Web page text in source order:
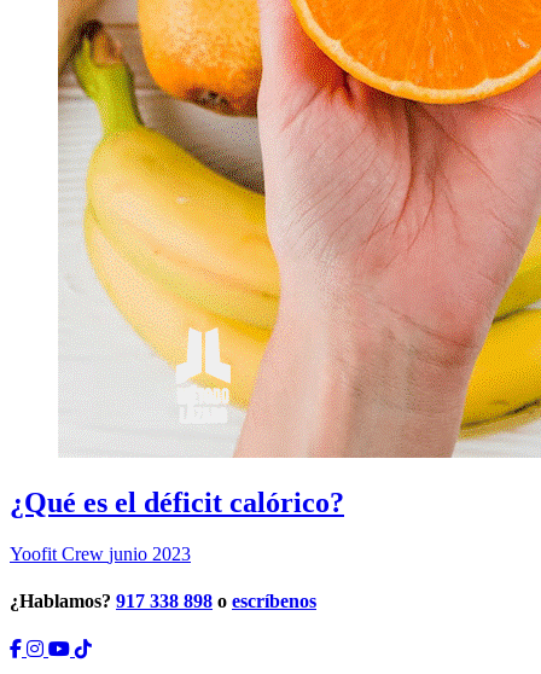
¿Qué es el déficit calórico?
Yoofit Crew junio 2023
¿Hablamos? 917 338 898 o escríbenos